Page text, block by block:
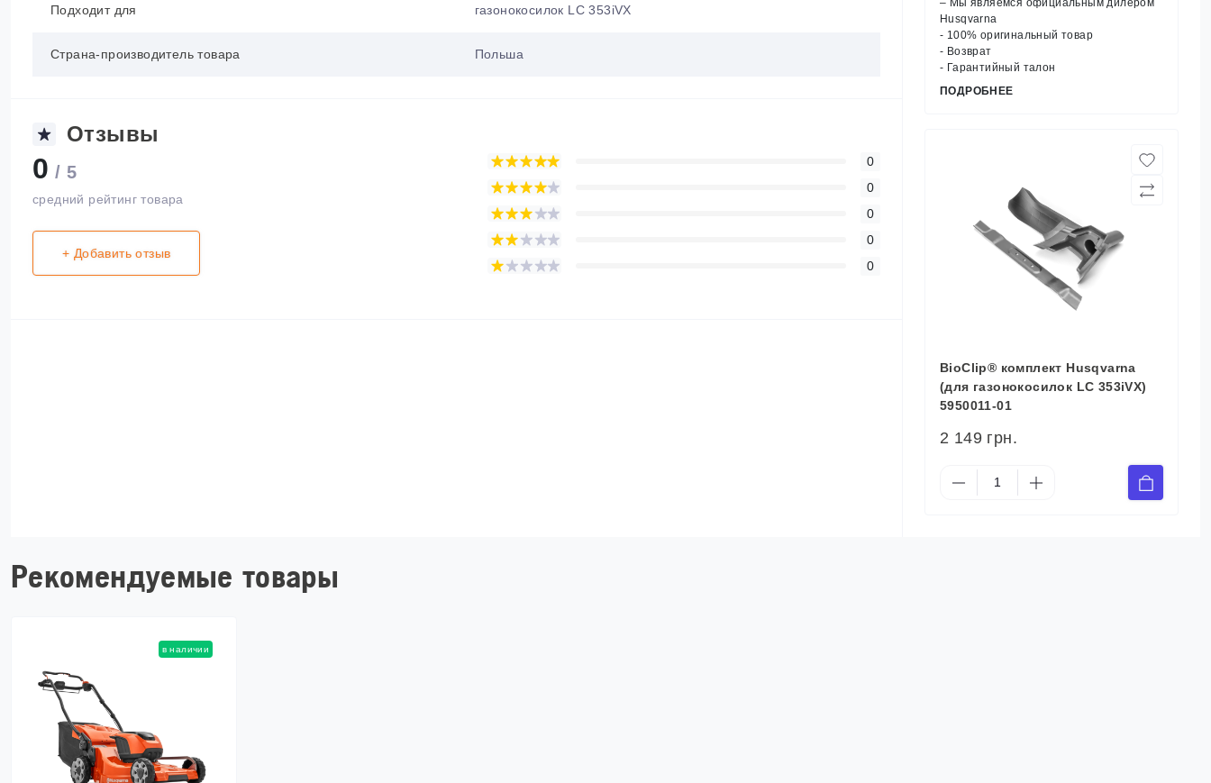
Подходит для газонокосилок LC 353iVX
Страна-производитель товара Польша
Отзывы
0 / 5
средний рейтинг товара
+ Добавить отзыв
0
0
0
0
0
– Мы являемся официальным дилером
Husqvarna
- 100% оригинальный товар
- Возврат
- Гарантийный талон
ПОДРОБНЕЕ
BioClip® комплект Husqvarna
(для газонокосилок LC 353iVX)
5950011-01
2 149 грн.
Рекомендуемые товары
в наличии